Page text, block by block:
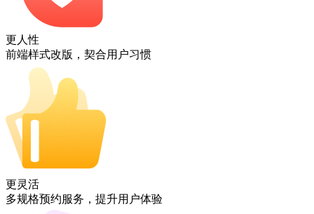
更人性
前端样式改版，契合用户习惯
更灵活
多规格预约服务，提升用户体验